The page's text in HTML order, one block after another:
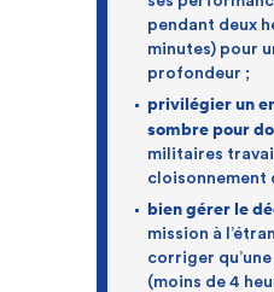
pendant deux
minutes) pour
profondeur ;
privilégier un
sombre pour
militaires
cloisonnement
bien gérer le
mission à
corriger
(moins de 4